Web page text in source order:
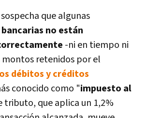
que algunas
no están
-ni en tiempo ni
retenidos por el
débitos y créditos
conocido como "impuesto al
tributo, que aplica un 1,2%